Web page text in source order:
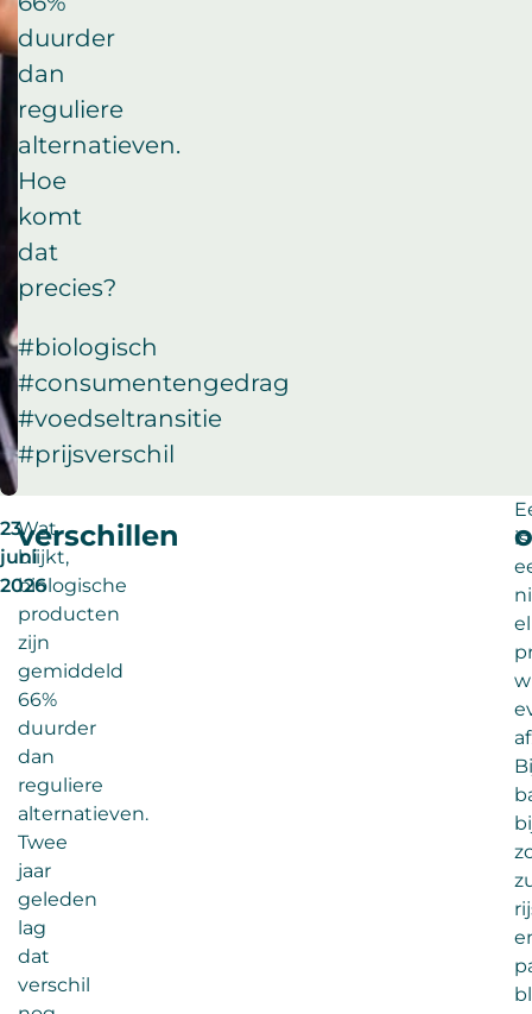
duurder
dan
reguliere
alternatieven.
Hoe
komt
dat
precies?
#biologisch
#consumentengedrag
#voedseltransitie
#prijsverschil
23
juni
2026
Wat
blijkt,
biologische
producten
zijn
gemiddeld
66%
duurder
dan
reguliere
alternatieven.
Twee
jaar
geleden
lag
dat
verschil
verschillen
is